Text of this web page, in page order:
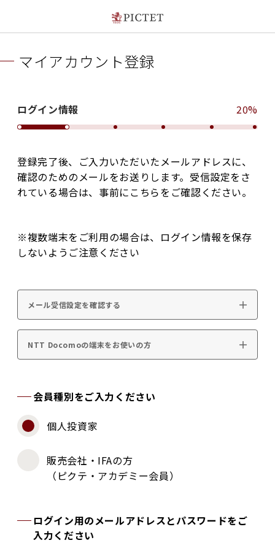
マイアカウント登録
ログイン情報 20%
登録完了後、ご入力いただいたメールアドレスに、
確認のためのメールをお送りします。受信設定をさ
れている場合は、事前にこちらをご確認ください。
※複数端末をご利用の場合は、ログイン情報を保存
しないようご注意ください
メール受信設定を確認する
NTT Docomoの端末をお使いの方
会員種別をご入力ください
個人投資家
販売会社・IFAの方
（ピクテ・アカデミー会員）
ログイン用のメールアドレスとパスワードをご
入力ください